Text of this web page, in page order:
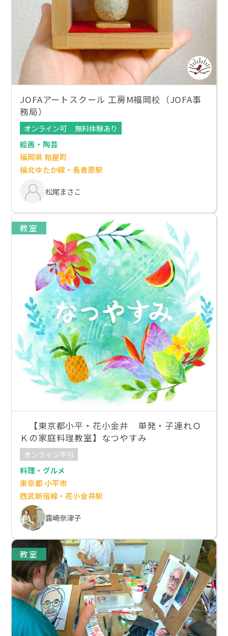
JOFAアートスクール 工房M福岡校（JOFA事
務局）
オンライン可
無料体験あり
絵画・陶芸
福岡県 粕屋町
福北ゆたか線・長者原駅
松尾まさこ
教室
【東京都小平・花小金井 単発・子連れＯ
Ｋの家庭料理教室】なつやすみ
オンライン不可
料理・グルメ
東京都 小平市
西武新宿線・花小金井駅
露崎奈津子
教室